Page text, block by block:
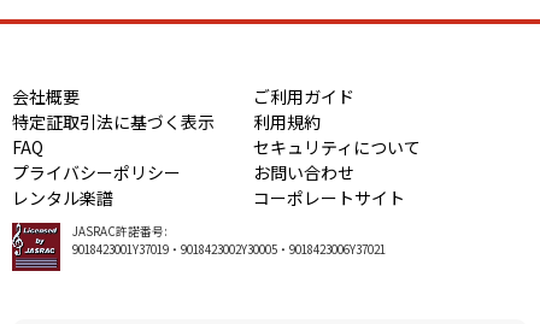
会社概要
ご利用ガイド
特定証取引法に基づく表示
利用規約
FAQ
セキュリティについて
プライバシーポリシー
お問い合わせ
レンタル楽譜
コーポレートサイト
JASRAC許諾番号:
9018423001Y37019・9018423002Y30005・9018423006Y37021